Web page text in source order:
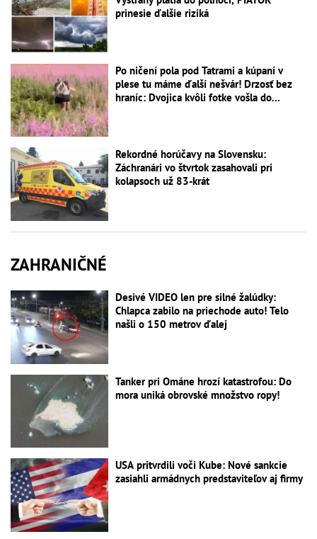
prinesie ďalšie riziká
Po ničení pola pod Tatrami a kúpaní v
plese tu máme ďalší nešvár! Drzosť bez
hraníc: Dvojica kvôli fotke vošla do...
Rekordné horúčavy na Slovensku:
Záchranári vo štvrtok zasahovali pri
kolapsoch už 83-krát
ZAHRANIČNÉ
Desivé VIDEO len pre silné žalúdky:
Chlapca zabilo na priechode auto! Telo
našli o 150 metrov ďalej
Tanker pri Ománe hrozí katastrofou: Do
mora uniká obrovské množstvo ropy!
USA pritvrdili voči Kube: Nové sankcie
zasiahli armádnych predstaviteľov aj firmy